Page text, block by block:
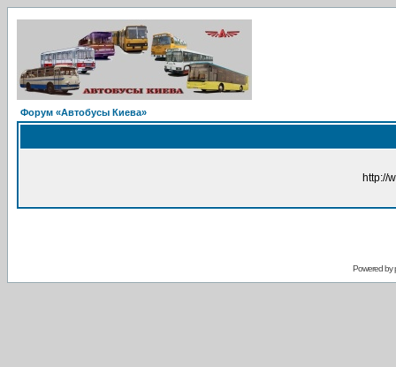
Форум «Автобусы Киева»
http://
Powered by